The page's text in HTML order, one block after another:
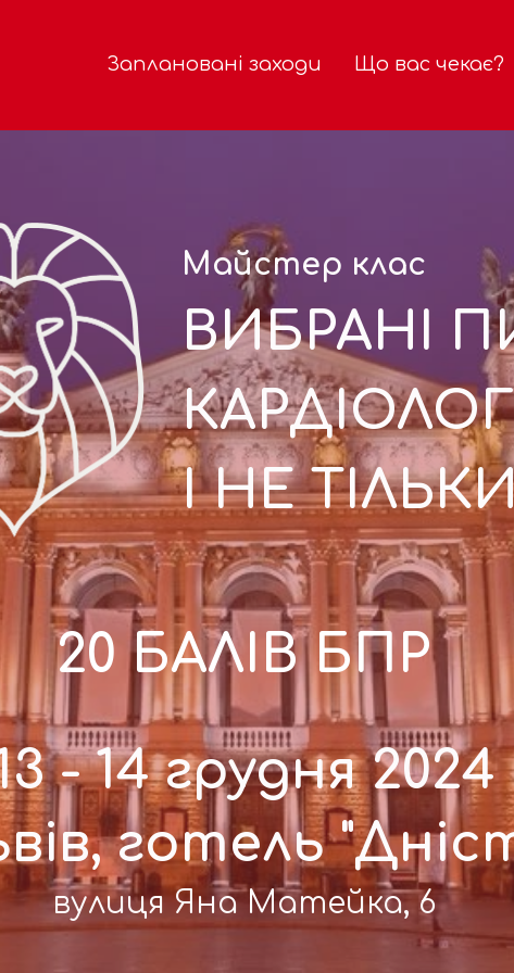
Заплановані заходи Що вас чекає?
Майстер клас
ВИБРАНІ
І НЕ
20 БАЛІВ БПР
- 14 грудня 2024
готель
вулиця Яна Матейка, 6